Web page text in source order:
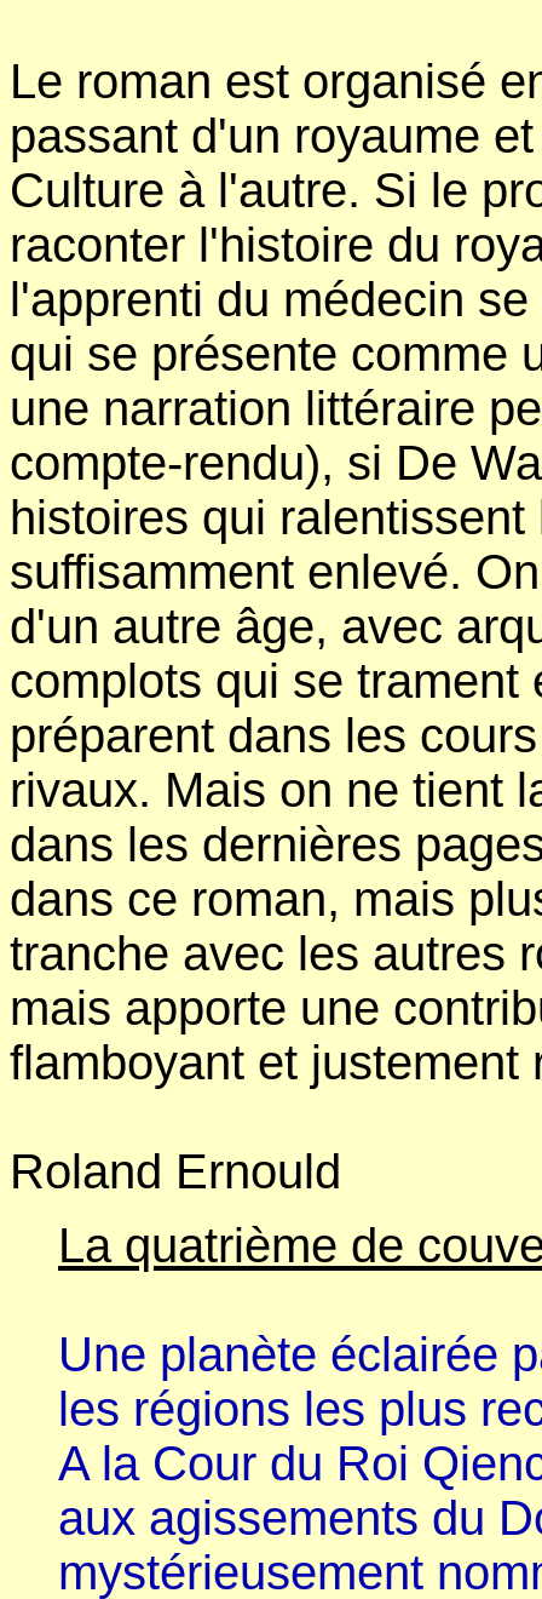
Le roman est organisé
passant d'un royaume
Culture à l'autre. Si le
raconter l'histoire du
l'apprenti du médecin
qui se présente comme
une narration littéraire
compte-rendu), si De
histoires qui
suffisamment enlevé.
d'un autre âge, avec
complots qui se
préparent dans les
rivaux. Mais on ne tient
dans les dernières
dans ce roman, mais
tranche avec les autres
mais apporte une
flamboyant et justement
Roland Ernould
La quatrième de
Une planète éclairée
les régions les plus
A la Cour du Roi
aux agissements du
mystérieusement